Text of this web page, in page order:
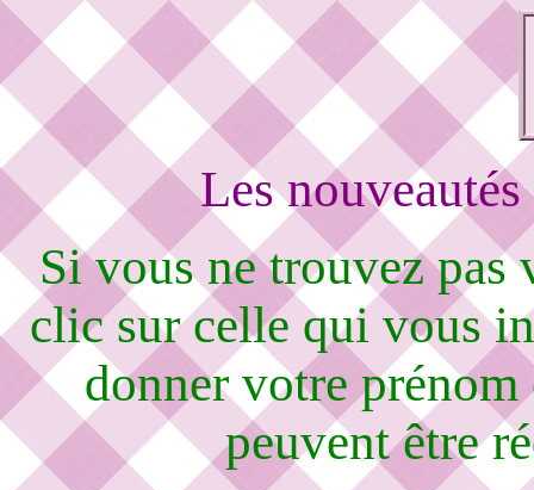
Les
Si vous ne trouvez pas
clic sur celle qui vous
donner votre
peuvent être